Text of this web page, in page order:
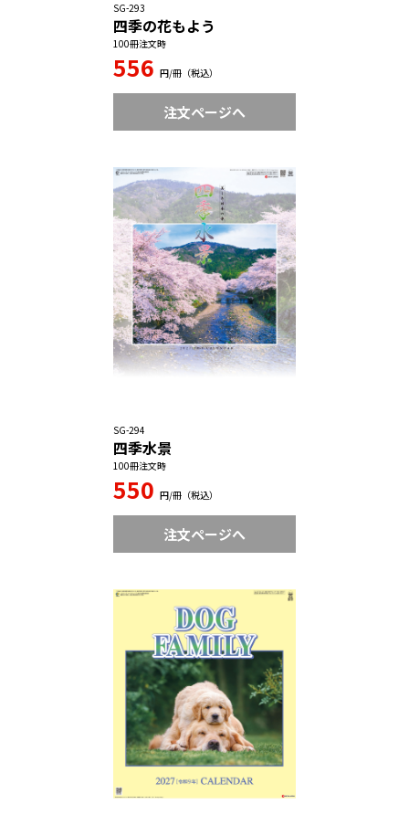
SG-293
四季の花もよう
100冊注文時
556 円/冊（税込）
注文ページへ
SG-294
四季水景
100冊注文時
550 円/冊（税込）
注文ページへ